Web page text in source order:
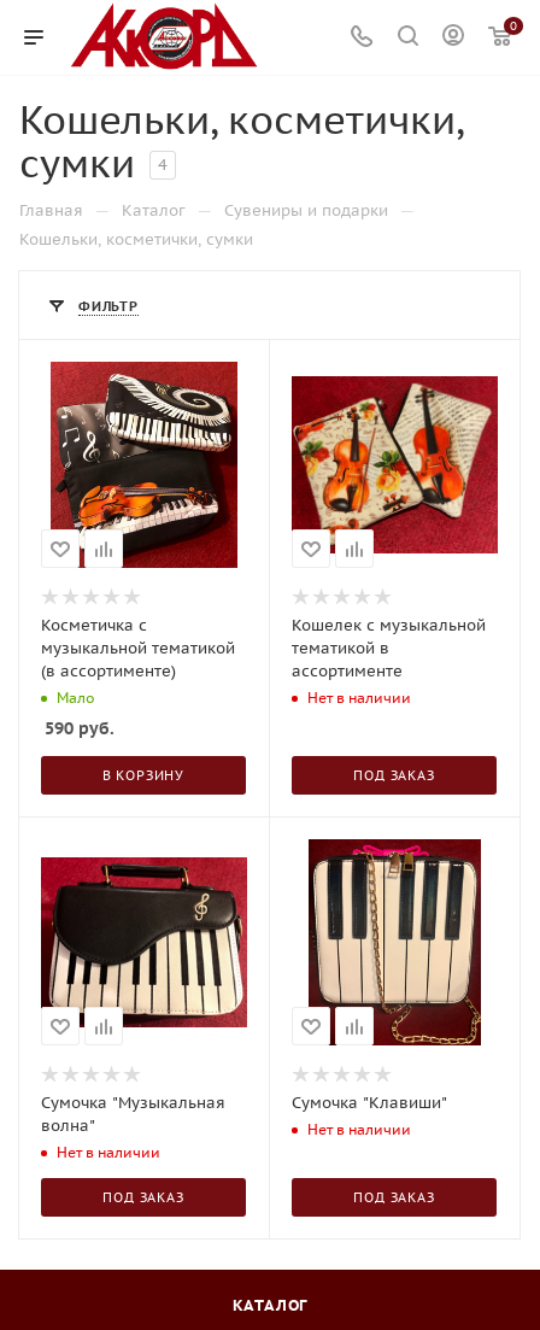
0
Кошельки, косметички,
сумки
4
Главная — Каталог — Сувениры и подарки —
Кошельки, косметички, сумки
ФИЛЬТР
Косметичка с
музыкальной тематикой
(в ассортименте)
Мало
590 руб.
В КОРЗИНУ
Кошелек с музыкальной
тематикой в
ассортименте
Нет в наличии
ПОД ЗАКАЗ
Сумочка "Музыкальная
волна"
Нет в наличии
ПОД ЗАКАЗ
Сумочка "Клавиши"
Нет в наличии
ПОД ЗАКАЗ
КАТАЛОГ